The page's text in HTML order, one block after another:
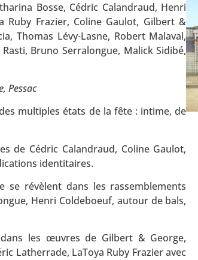
Bosse, Cédric Calandraud, Henri
Ruby Frazier, Coline Gaulot, Gilbert &
Thomas Lévy-Lasne, Robert Malaval,
Bruno Serralongue, Malick Sidibé,
Pessac
multiples états de la fête : intime, de
de Cédric Calandraud, Coline Gaulot,
identitaires.
se révèlent dans les rassemblements
Henri Coldeboeuf, autour de bals,
les œuvres de Gilbert & George,
Latherrade, LaToya Ruby Frazier avec